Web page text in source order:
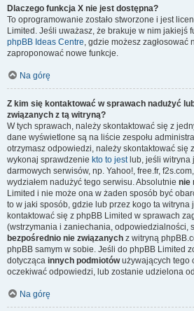
Dlaczego funkcja X nie jest dostępna?
To oprogramowanie zostało stworzone i jest
Limited. Jeśli uważasz, że brakuje w nim jakiejś
phpBB Ideas Centre, gdzie możesz
zaproponować nowe funkcje.
Na górę
Z kim się kontaktować w sprawach nadużyć
związanych z tą witryną?
W tych sprawach, należy skontaktować się z
dane wyświetlone są na liście zespołu
otrzymasz odpowiedzi, należy skontaktować się
wykonaj sprawdzenie kto to jestlub, jeśli witryna
darmowych serwisów, np. Yahoo!, free.fr,
wydziałem nadużyć tego serwisu. Absolutnie nie
Limited i nie może ona w żaden sposób być
to w jaki sposób, gdzie lub przez kogo ta witryna
kontaktować się z phpBB Limited w sprawach
(wstrzymania i zaniechania, odpowiedzialności,
bezpośrednio nie związanych z witryną
phpBB samym w sobie. Jeśli do phpBB Limited
dotycząca innych podmiotówużywających tego
oczekiwać odpowiedzi, lub zostanie udzielona
Na górę